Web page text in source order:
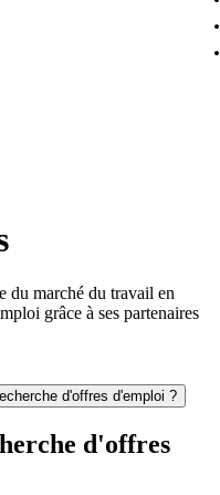
du marché du travail en
grâce à ses partenaires
d'offres d'emploi ?
d'offres